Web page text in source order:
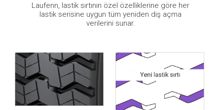
Laufenn, lastik sırtının özel özelliklerine göre her
lastik serisine uygun tüm yeniden diş açma
verilerini sunar.